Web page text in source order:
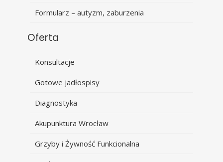
Formularz – autyzm, zaburzenia
Oferta
Konsultacje
Gotowe jadłospisy
Diagnostyka
Akupunktura Wrocław
Grzyby i Żywność Funkcionalna